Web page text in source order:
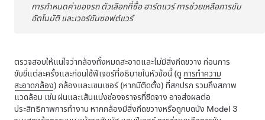
การกำหนดค่าของรถ ตัวเลือกที่ซื้อ ฮาร์ดแวร์การช่วยเหลือการขับ
อัตโนมัติและเวอร์ชันซอฟต์แวร์
ตรวจสอบให้แน่ใจว่ากล้องทั้งหมดสะอาดและไม่มีสิ่งกีดขวาง ก่อนการ
ขับขี่แต่ละครั้งและก่อนใช้ฟีเจอร์ที่อธิบายในหัวข้อนี้ (ดู การทำความ
สะอาดกล้อง) กล้องและเซนเซอร์ (หากมีติดตั้ง) ที่สกปรก รวมถึงสภาพ
แวดล้อม เช่น ฝนและเส้นแบ่งช่องจราจรที่ซีดจาง อาจส่งผลต่อ
ประสิทธิภาพการทำงาน หากกล้องมีสิ่งกีดขวางหรือถูกบดบัง Model 3